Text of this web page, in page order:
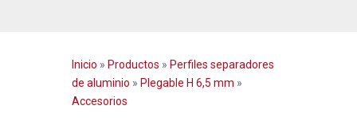
Inicio » Productos » Perfiles separadores
de aluminio » Plegable H 6,5 mm »
Accesorios